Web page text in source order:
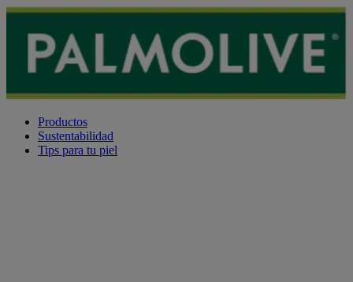
Productos
Sustentabilidad
Tips para tu piel